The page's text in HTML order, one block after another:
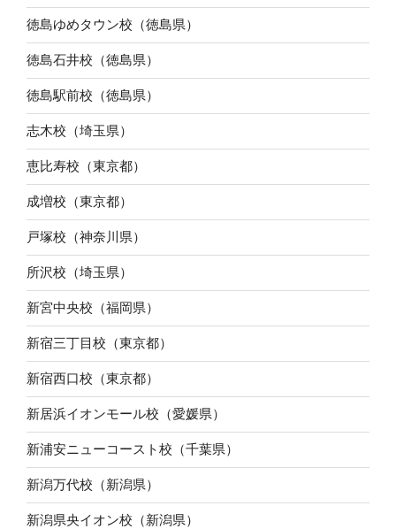
徳島ゆめタウン校（徳島県）
徳島石井校（徳島県）
徳島駅前校（徳島県）
志木校（埼玉県）
恵比寿校（東京都）
成増校（東京都）
戸塚校（神奈川県）
所沢校（埼玉県）
新宮中央校（福岡県）
新宿三丁目校（東京都）
新宿西口校（東京都）
新居浜イオンモール校（愛媛県）
新浦安ニューコースト校（千葉県）
新潟万代校（新潟県）
新潟県央イオン校（新潟県）